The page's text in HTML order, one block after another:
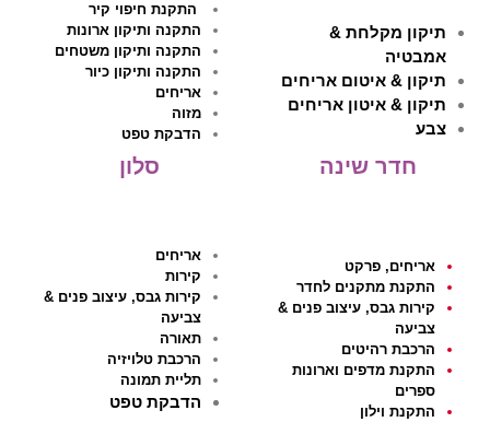
תיקון מקלחת &
אמבטיה
תיקון & איטום אריחים
תיקון & איטון אריחים
צבע
התקנת חיפוי קיר
התקנה ותיקון ארונות
התקנה ותיקון משטחים
התקנה ותיקון כיור
אריחים
מזוה
הדבקת טפט
חדר שינה
אריחים, פרקט
התקנת מתקנים לחדר
קירות גבס, עיצוב פנים &
צביעה
הרכבת רהיטים
התקנת מדפים וארונות
ספרים
התקנת וילון
סלון
אריחים
קירות
קירות גבס, עיצוב פנים &
צביעה
תאורה
הרכבת טלויזיה
תליית תמונה
הדבקת טפט